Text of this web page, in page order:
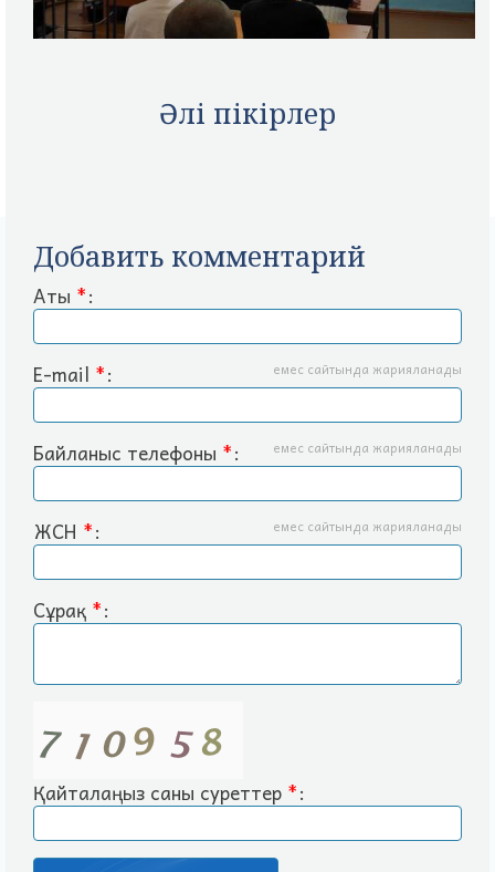
Әлі пікірлер
Добавить комментарий
Аты *:
E-mail *: емес сайтында жарияланады
Байланыс телефоны *: емес сайтында жарияланады
ЖСН *: емес сайтында жарияланады
Сұрақ *:
Қайталаңыз саны суреттер *: